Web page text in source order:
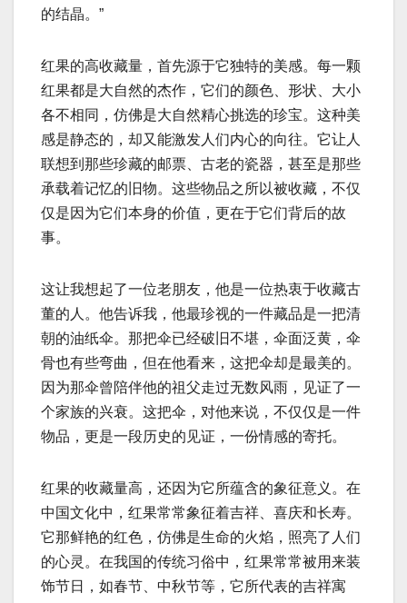
的结晶。”
红果的高收藏量，首先源于它独特的美感。每一颗
红果都是大自然的杰作，它们的颜色、形状、大小
各不相同，仿佛是大自然精心挑选的珍宝。这种美
感是静态的，却又能激发人们内心的向往。它让人
联想到那些珍藏的邮票、古老的瓷器，甚至是那些
承载着记忆的旧物。这些物品之所以被收藏，不仅
仅是因为它们本身的价值，更在于它们背后的故
事。
这让我想起了一位老朋友，他是一位热衷于收藏古
董的人。他告诉我，他最珍视的一件藏品是一把清
朝的油纸伞。那把伞已经破旧不堪，伞面泛黄，伞
骨也有些弯曲，但在他看来，这把伞却是最美的。
因为那伞曾陪伴他的祖父走过无数风雨，见证了一
个家族的兴衰。这把伞，对他来说，不仅仅是一件
物品，更是一段历史的见证，一份情感的寄托。
红果的收藏量高，还因为它所蕴含的象征意义。在
中国文化中，红果常常象征着吉祥、喜庆和长寿。
它那鲜艳的红色，仿佛是生命的火焰，照亮了人们
的心灵。在我国的传统习俗中，红果常常被用来装
饰节日，如春节、中秋节等，它所代表的吉祥寓